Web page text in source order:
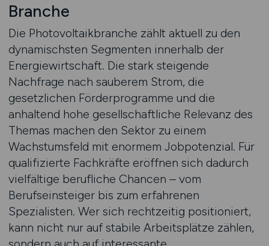
Branche
Die Photovoltaikbranche zählt aktuell zu den
dynamischsten Segmenten innerhalb der
Energiewirtschaft. Die stark steigende
Nachfrage nach sauberem Strom, die
gesetzlichen Förderprogramme und die
anhaltend hohe gesellschaftliche Relevanz des
Themas machen den Sektor zu einem
Wachstumsfeld mit enormem Jobpotenzial. Für
qualifizierte Fachkräfte eröffnen sich dadurch
vielfältige berufliche Chancen – vom
Berufseinsteiger bis zum erfahrenen
Spezialisten. Wer sich rechtzeitig positioniert,
kann nicht nur auf stabile Arbeitsplätze zählen,